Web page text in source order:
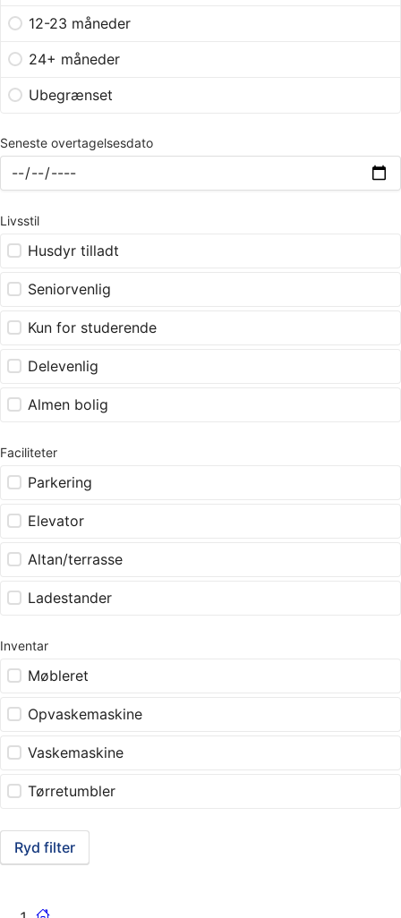
12-23 måneder
24+ måneder
Ubegrænset
Seneste overtagelsesdato
Livsstil
Husdyr tilladt
Seniorvenlig
Kun for studerende
Delevenlig
Almen bolig
Faciliteter
Parkering
Elevator
Altan/terrasse
Ladestander
Inventar
Møbleret
Opvaskemaskine
Vaskemaskine
Tørretumbler
Ryd filter